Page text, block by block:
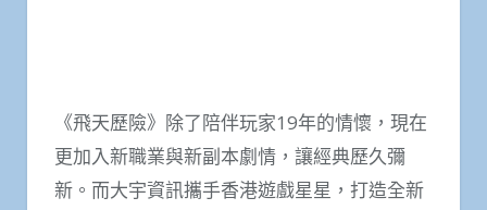
《飛天歷險》除了陪伴玩家19年的情懷，現在
更加入新職業與新副本劇情，讓經典歷久彌
新。而大宇資訊攜手香港遊戲星星，打造全新